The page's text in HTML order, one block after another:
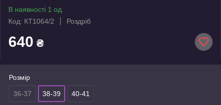
В наявності 1 од.
Код: КТ1064/2
Роздріб
640 ₴
Розмір
36-37 38-39 40-41